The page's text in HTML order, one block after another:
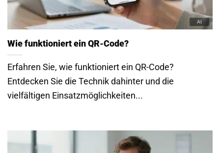
Wie funktioniert ein QR-Code?
Erfahren Sie, wie funktioniert ein QR-Code?
Entdecken Sie die Technik dahinter und die
vielfältigen Einsatzmöglichkeiten...